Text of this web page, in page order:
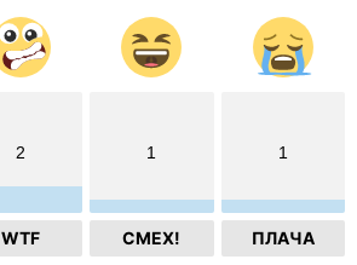
2
WTF
1
СМЕХ!
1
ПЛАЧА